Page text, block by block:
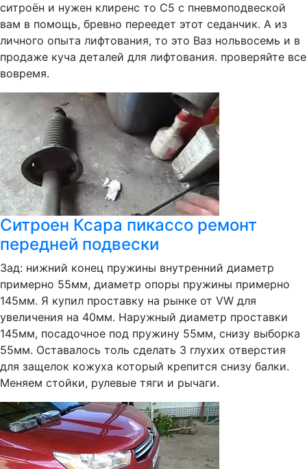
ситроён и нужен клиренс то С5 с пневмоподвеской
вам в помощь, бревно переедет этот седанчик. А из
личного опыта лифтования, то это Ваз нольвосемь и в
продаже куча деталей для лифтования. проверяйте все
вовремя.
Ситроен Ксара пикассо ремонт
передней подвески
Зад: нижний конец пружины внутренний диаметр
примерно 55мм, диаметр опоры пружины примерно
145мм. Я купил проставку на рынке от VW для
увеличения на 40мм. Наружный диаметр проставки
145мм, посадочное под пружину 55мм, снизу выборка
55мм. Оставалось толь сделать 3 глухих отверстия
для защелок кожуха который крепится снизу балки.
Меняем стойки, рулевые тяги и рычаги.